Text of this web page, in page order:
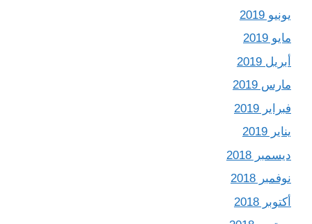
يونيو 2019
مايو 2019
أبريل 2019
مارس 2019
فبراير 2019
يناير 2019
ديسمبر 2018
نوفمبر 2018
أكتوبر 2018